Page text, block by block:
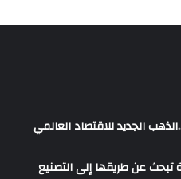
الجديد للاقتصاد العالمي
تبحث عن طريقها إلى التصنيع